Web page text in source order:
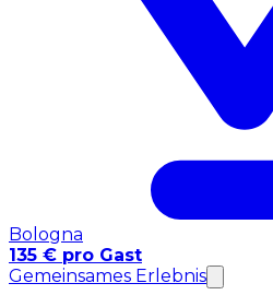
Bologna
135 € pro Gast
Gemeinsames Erlebnis